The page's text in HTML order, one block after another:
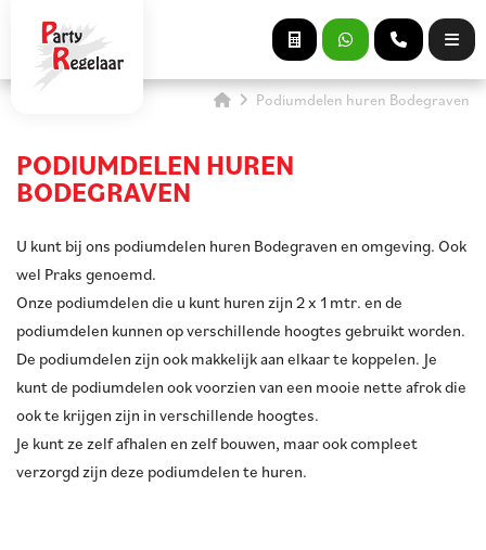
Podiumdelen huren Bodegraven
PODIUMDELEN HUREN
BODEGRAVEN
U kunt bij ons podiumdelen huren Bodegraven en omgeving. Ook
wel Praks genoemd.
Onze podiumdelen die u kunt huren zijn 2 x 1 mtr. en de
podiumdelen kunnen op verschillende hoogtes gebruikt worden.
De podiumdelen zijn ook makkelijk aan elkaar te koppelen. Je
kunt de podiumdelen ook voorzien van een mooie nette afrok die
ook te krijgen zijn in verschillende hoogtes.
Je kunt ze zelf afhalen en zelf bouwen, maar ook compleet
verzorgd zijn deze podiumdelen te huren.